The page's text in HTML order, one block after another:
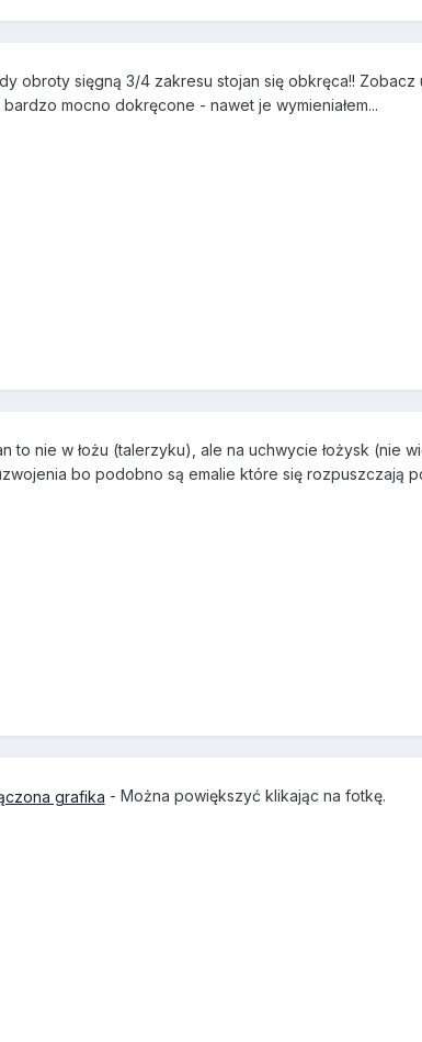
obroty sięgną 3/4 zakresu stojan się obkręca!!
mocno dokręcone - nawet je wymieniałem...
to nie w łożu (talerzyku), ale na uchwycie łożysk
bo podobno są emalie które się rozpuszczają
- Można powiększyć klikając na fotkę.